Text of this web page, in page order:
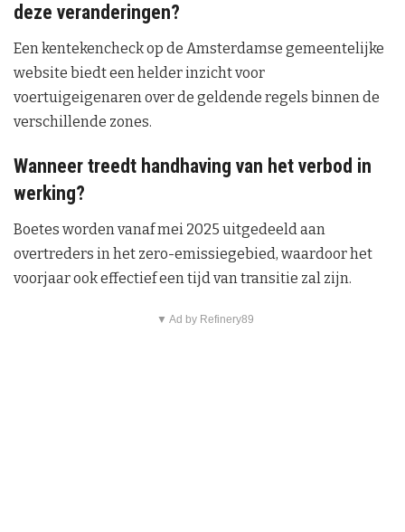
deze veranderingen?
Een kentekencheck op de Amsterdamse gemeentelijke
website biedt een helder inzicht voor
voertuigeigenaren over de geldende regels binnen de
verschillende zones.
Wanneer treedt handhaving van het verbod in
werking?
Boetes worden vanaf mei 2025 uitgedeeld aan
overtreders in het zero-emissiegebied, waardoor het
voorjaar ook effectief een tijd van transitie zal zijn.
▼ Ad by Refinery89